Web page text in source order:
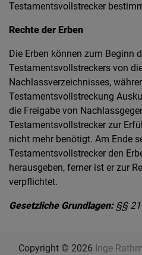
Testamentsvollstrecker
Rechte der Erben
Die Erben können zum Beginn
Testamentsvollstreckers von
Nachlassverzeichnisses,
Testamentsvollstreckung
die Freigabe von
Testamentsvollstrecker zur
nicht mehr benötigt. Am Ende
Testamentsvollstrecker den
herausgeben, ferner ist er zur
verpflichtet.
Gesetzliche Grundlagen:§§
Copyright © 2026 Inge